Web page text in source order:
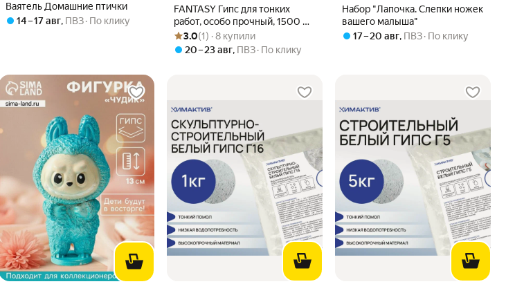
Ваятель Домашние птички
14 – 17 авг, ПВЗ По клику
FANTASY Гипс для тонких
работ, особо прочный, 1500 мл
(1200 г)
Рейтинг товара: 3.0 из 5
Оценок: (1) · 8 купили
3.0(1) · 8 купили
20 – 23 авг, ПВЗ По клику
Набор "Лапочка. Слепки ножек
вашего малыша"
17 – 20 авг, ПВЗ По клику